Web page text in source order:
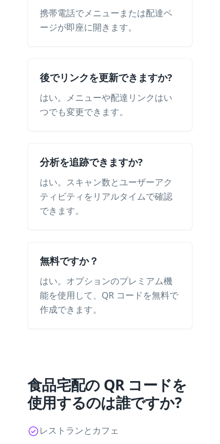
携帯電話でメニューまたは配達ペ
ージが即座に開きます。
後でリンクを更新できますか?
はい。メニューや配達リンクはい
つでも変更できます。
分析を追跡できますか?
はい。スキャン数とユーザーアク
ティビティをリアルタイムで確認
できます。
無料ですか？
はい。オプションのプレミアム機
能を使用して、QR コードを無料で
作成できます。
食品宅配の QR コードを
使用するのは誰ですか?
レストランとカフェ